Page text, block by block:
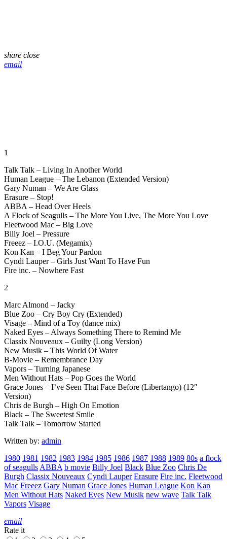
share close
email
1
Talk Talk – Living In Another World
Human League – The Lebanon (Extended Version)
Gary Numan – We Are Glass
Erasure – Stop!
ABBA – Head Over Heels
A Flock of Seagulls – The More You Live, The More You Love
Fleetwood Mac – Big Love
Billy Joel – Pressure
Freeez – I.O.U. (Megamix)
Kon Kan – I Beg Your Pardon
Cyndi Lauper – Girls Just Want To Have Fun
Fire inc. – Nowhere Fast
2
Marc Almond – Jacky
Blue Zoo – Cry Boy Cry (Extended)
Visage – Mind of a Toy (dance mix)
Naked Eyes – Always Something There to Remind Me
Classix Nouveaux – Guilty (Long Version)
New Musik – This World Of Water
B-Movie – Remembrance Day
Vapors – Turning Japanese
Men Without Hats – Pop Goes the World
Grace Jones – I’ve Seen That Face Before (Libertango) (12″
Version)
Chris de Burgh – High On Emotion
Black – The Sweetest Smile
Talk Talk – Tomorrow Started
Written by: admin
1980 1981 1982 1983 1984 1985 1986 1987 1988 1989 80s a flock
of seagulls ABBA b movie Billy Joel Black Blue Zoo Chris De
Burgh Classix Nouveaux Cyndi Lauper Erasure Fire inc. Fleetwood
Mac Freeez Gary Numan Grace Jones Human League Kon Kan
Men Without Hats Naked Eyes New Musik new wave Talk Talk
Vapors Visage
email
Rate it